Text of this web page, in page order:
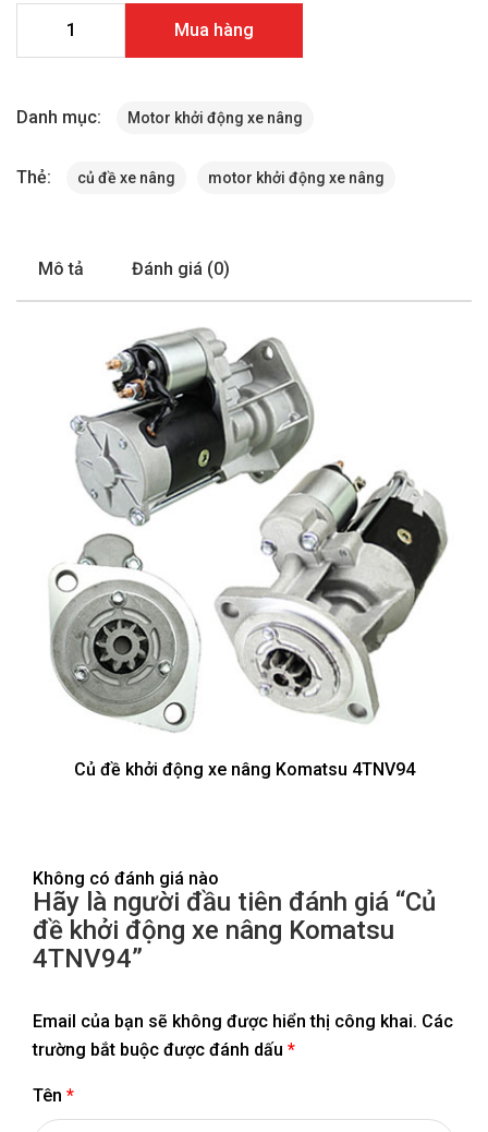
Mua hàng
Danh mục: Motor khởi động xe nâng
Thẻ: củ đề xe nâng motor khởi động xe nâng
Mô tả Đánh giá (0)
Củ đề khởi động xe nâng Komatsu 4TNV94
Không có đánh giá nào
Hãy là người đầu tiên đánh giá “Củ
đề khởi động xe nâng Komatsu
4TNV94”
Email của bạn sẽ không được hiển thị công khai. Các
trường bắt buộc được đánh dấu *
Tên *